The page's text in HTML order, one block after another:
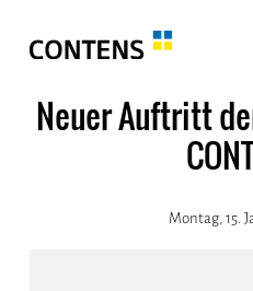
Neuer Auftritt
Montag, 15.